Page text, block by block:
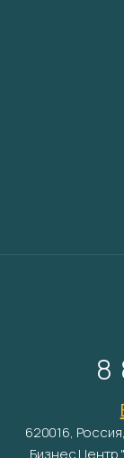
8
620016,
Бизнес Центр